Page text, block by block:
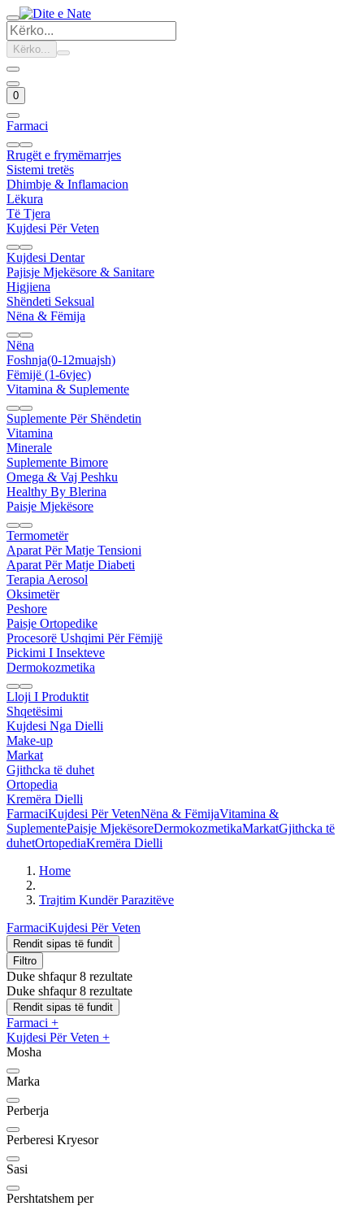
Kërko...
0
Farmaci
Rrugët e frymëmarrjes
Sistemi tretës
Dhimbje & Inflamacion
Lëkura
Të Tjera
Kujdesi Për Veten
Kujdesi Dentar
Pajisje Mjekësore & Sanitare
Higjiena
Shëndeti Seksual
Nëna & Fëmija
Nëna
Foshnja(0-12muajsh)
Fëmijë (1-6vjec)
Vitamina & Suplemente
Suplemente Për Shëndetin
Vitamina
Minerale
Suplemente Bimore
Omega & Vaj Peshku
Healthy By Blerina
Paisje Mjekësore
Termometër
Aparat Për Matje Tensioni
Aparat Për Matje Diabeti
Terapia Aerosol
Oksimetër
Peshore
Paisje Ortopedike
Procesorë Ushqimi Për Fëmijë
Pickimi I Insekteve
Dermokozmetika
Lloji I Produktit
Shqetësimi
Kujdesi Nga Dielli
Make-up
Markat
Gjithcka të duhet
Ortopedia
Kremëra Dielli
FarmaciKujdesi Për VetenNëna & FëmijaVitamina &
SuplementePaisje MjekësoreDermokozmetikaMarkatGjithcka të
duhetOrtopediaKremëra Dielli
Home
Trajtim Kundër Parazitëve
FarmaciKujdesi Për Veten
Rendit sipas të fundit
Filtro
Duke shfaqur 8 rezultate
Duke shfaqur 8 rezultate
Rendit sipas të fundit
Farmaci +
Kujdesi Për Veten +
Mosha
Marka
Perberja
Perberesi Kryesor
Sasi
Pershtatshem per